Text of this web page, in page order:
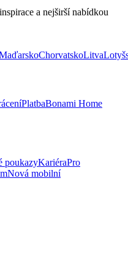
a nejširší nabídkou
ChorvatskoLitva
PlatbaBonami Home
poukazyKariéraPro
Nová mobilní